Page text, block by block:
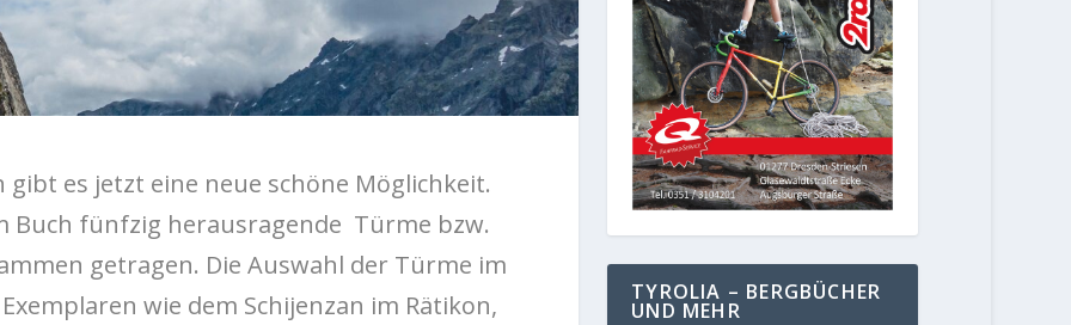
es jetzt eine neue schöne Möglichkeit.
Buch fünfzig herausragende Türme bzw.
getragen. Die Auswahl der Türme im
wie dem Schijenzan im Rätikon,
TYROLIA – BERGBÜCHER
UND MEHR